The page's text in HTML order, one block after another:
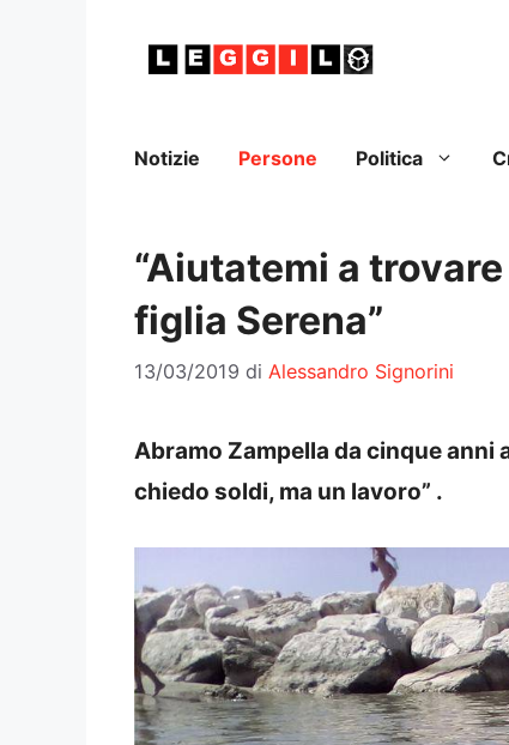
Notizie Persone Politica
“Aiutatemi a
figlia Serena”
13/03/2019 di Alessandro Signorini
Abramo Zampella da cinque anni
chiedo soldi, ma un lavoro” .